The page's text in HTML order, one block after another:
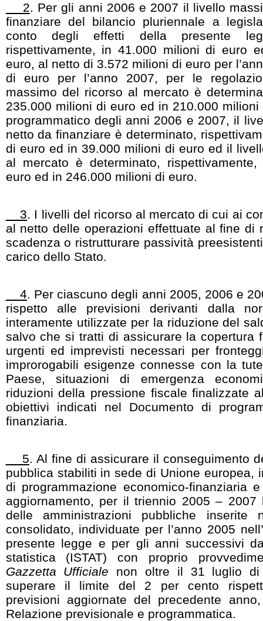
2. Per gli anni 2006 e 2007 il livello
finanziare del bilancio pluriennale a
conto degli effetti della presente
rispettivamente, in 41.000 milioni di euro
euro, al netto di 3.572 milioni di euro per
di euro per l’anno 2007, per le
massimo del ricorso al mercato è
235.000 milioni di euro ed in 210.000
programmatico degli anni 2006 e 2007, il
netto da finanziare è determinato,
di euro ed in 39.000 milioni di euro ed il
al mercato è determinato,
euro ed in 246.000 milioni di euro.
3. I livelli del ricorso al mercato di cui ai
al netto delle operazioni effettuate al fine di
scadenza o ristrutturare passività
carico dello Stato.
4. Per ciascuno degli anni 2005, 2006 e
rispetto alle previsioni derivanti dalla
interamente utilizzate per la riduzione del
salvo che si tratti di assicurare la copertura
urgenti ed imprevisti necessari per
improrogabili esigenze connesse con la
Paese, situazioni di emergenza
riduzioni della pressione fiscale finalizzate
obiettivi indicati nel Documento di
finanziaria.
5. Al fine di assicurare il conseguimento
pubblica stabiliti in sede di Unione europea,
di programmazione economico-finanziaria
aggiornamento, per il triennio 2005 – 2007
delle amministrazioni pubbliche inserite
consolidato, individuate per l’anno 2005
presente legge e per gli anni successivi
statistica (ISTAT) con proprio
Gazzetta Ufficiale non oltre il 31 luglio
superare il limite del 2 per cento
previsioni aggiornate del precedente
Relazione previsionale e programmatica.